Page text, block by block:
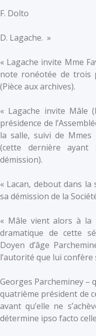
F. Dolto
D. Lagache. »
« Lagache invite Mme
note ronéotée de trois
(Pièce aux archives).
« Lagache invite Mâle
présidence de
la salle, suivi de Mmes
(cette dernière
démission).
« Lacan, debout dans
sa démission de la
« Mâle vient alors à la
dramatique de cette
Doyen d’âge
l’autorité que lui confère
Georges Parcheminey –
quatrième président de
avant qu’elle ne
détermine ipso facto